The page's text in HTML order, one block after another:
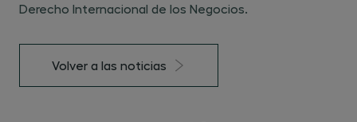
Derecho Internacional de los Negocios.
Volver a las noticias